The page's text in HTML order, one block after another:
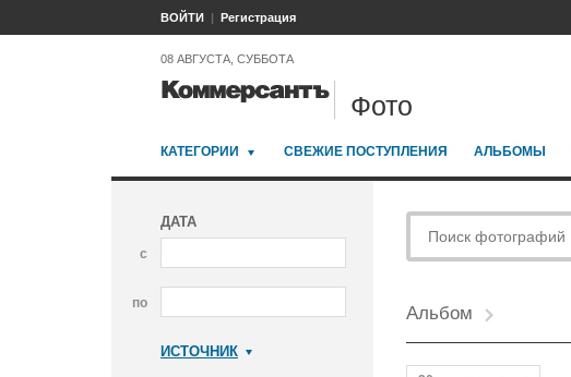
ВОЙТИ Регистрация
08 АВГУСТА, СУББОТА
Фото
КАТЕГОРИИ СВЕЖИЕ ПОСТУПЛЕНИЯ АЛЬБОМЫ
ДАТА
с
по
ИСТОЧНИК
Альбом